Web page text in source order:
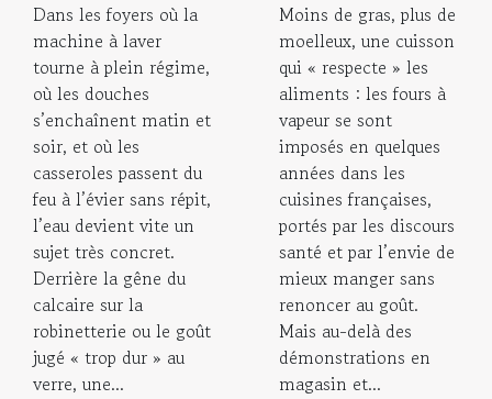
Dans les foyers où la
machine à laver
tourne à plein régime,
où les douches
s’enchaînent matin et
soir, et où les
casseroles passent du
feu à l’évier sans répit,
l’eau devient vite un
sujet très concret.
Derrière la gêne du
calcaire sur la
robinetterie ou le goût
jugé « trop dur » au
verre, une...
Moins de gras, plus de
moelleux, une cuisson
qui « respecte » les
aliments : les fours à
vapeur se sont
imposés en quelques
années dans les
cuisines françaises,
portés par les discours
santé et par l’envie de
mieux manger sans
renoncer au goût.
Mais au-delà des
démonstrations en
magasin et...